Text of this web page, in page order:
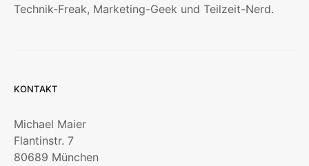
Technik-Freak, Marketing-Geek und Teilzeit-Nerd.
KONTAKT
Michael Maier
Flantinstr. 7
80689 München